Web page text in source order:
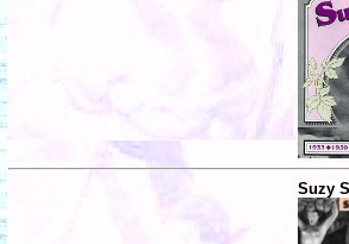
Suzy